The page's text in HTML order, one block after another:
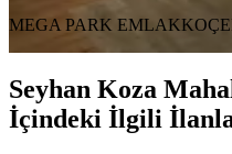
MEGA PARK EMLAK
Seyhan Koza
İçindeki İlgili